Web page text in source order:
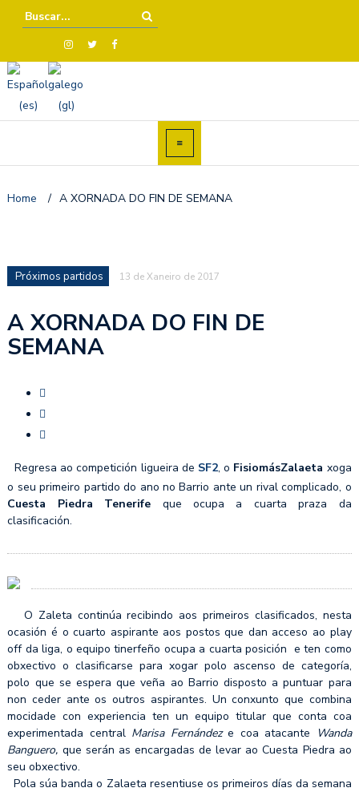
Home / A XORNADA DO FIN DE SEMANA
Próximos partidos 13 de Xaneiro de 2017
A XORNADA DO FIN DE
SEMANA
Regresa ao competición ligueira de SF2, o FisiomásZalaeta xoga
o seu primeiro partido do ano no Barrio ante un rival complicado, o
Cuesta Piedra Tenerife que ocupa a cuarta praza da
clasificación.
O Zaleta continúa recibindo aos primeiros clasificados, nesta
ocasión é o cuarto aspirante aos postos que dan acceso ao play
off da liga, o equipo tinerfeño ocupa a cuarta posición e ten como
obxectivo o clasificarse para xogar polo ascenso de categoría,
polo que se espera que veña ao Barrio disposto a puntuar para
non ceder ante os outros aspirantes. Un conxunto que combina
mocidade con experiencia ten un equipo titular que conta coa
experimentada central Marisa Fernándeze coa atacante
Wanda
Banguero, que serán as encargadas de levar ao Cuesta Piedra ao
seu obxectivo.
Pola súa banda o Zalaeta resentiuse os primeiros días da semana